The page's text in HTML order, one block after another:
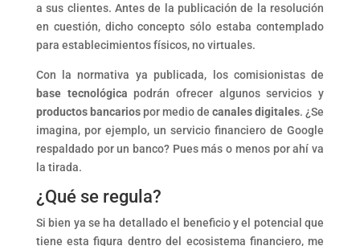
a sus clientes. Antes de la publicación de la resolución
en cuestión, dicho concepto sólo estaba contemplado
para establecimientos físicos, no virtuales.
Con la normativa ya publicada, los comisionistas de
base tecnológica podrán ofrecer algunos servicios y
productos bancarios por medio decanales digitales. ¿Se
imagina, por ejemplo, un servicio financiero de Google
respaldado por un banco? Pues más o menos por ahí va
la tirada.
¿Qué se regula?
Si bien ya se ha detallado el beneficio y el potencial que
tiene esta figura dentro del ecosistema financiero, me